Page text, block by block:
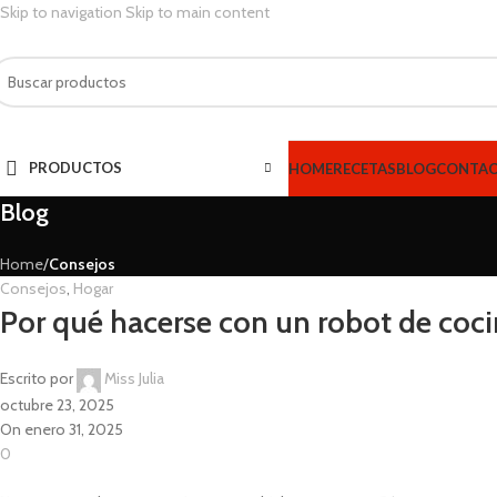
Skip to navigation Skip to main content
PRODUCTOS HOMERECETASBLOG
Blog
Home/Consejos
Consejos, Hogar
Por qué hacerse con un robot de
Escrito por
Miss Julia
octubre 23, 2025
On enero 31, 2025
0